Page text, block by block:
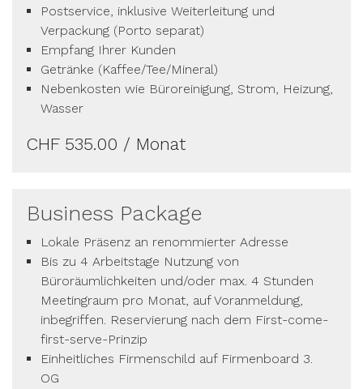
Postservice, inklusive Weiterleitung und
Verpackung (Porto separat)
Empfang Ihrer Kunden
Getränke (Kaffee/Tee/Mineral)
Nebenkosten wie Büroreinigung, Strom, Heizung,
Wasser
CHF 535.00 / Monat
Business Package
Lokale Präsenz an renommierter Adresse
Bis zu 4 Arbeitstage Nutzung von
Büroräumlichkeiten und/oder max. 4 Stunden
Meetingraum pro Monat, auf Voranmeldung,
inbegriffen. Reservierung nach dem First-come-
first-serve-Prinzip
Einheitliches Firmenschild auf Firmenboard 3.
OG